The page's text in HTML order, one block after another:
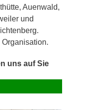
Auenwald,
und
uns auf Sie